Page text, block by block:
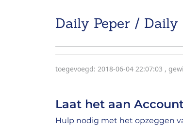
Daily Peper / Daily
toegevoegd: 2018-06-04 22:07:03 ,
Laat het aan
Hulp nodig met het opzeggen